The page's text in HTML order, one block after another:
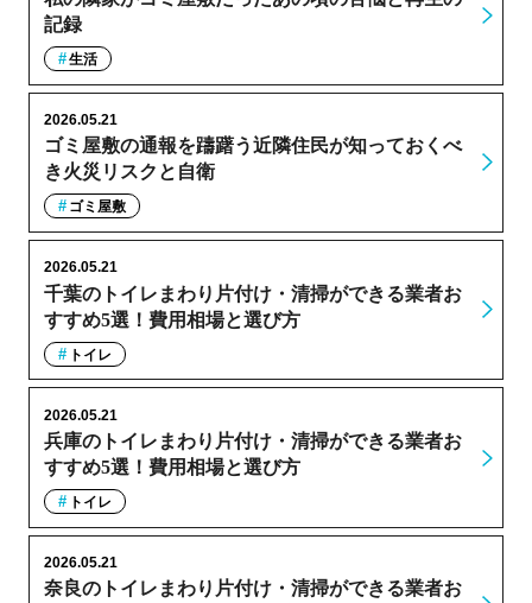
記録
生活
ゴミ屋敷の通報を躊躇う近隣住民が知っておくべ
き火災リスクと自衛
2026.05.21
ゴミ屋敷
千葉のトイレまわり片付け・清掃ができる業者お
すすめ5選！費用相場と選び方
2026.05.21
トイレ
兵庫のトイレまわり片付け・清掃ができる業者お
すすめ5選！費用相場と選び方
2026.05.21
トイレ
奈良のトイレまわり片付け・清掃ができる業者お
2026.05.21